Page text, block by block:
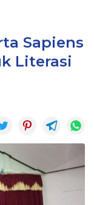
Sapiens
Literasi